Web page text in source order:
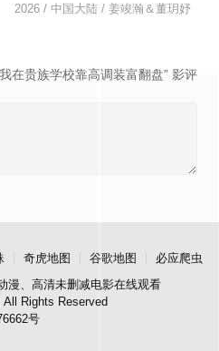
2026 / 中国大陆 / 姜竣瀚＆董玥妤
在贵族学校靠高调装富翻盘” 影评
奇虎地图 谷歌地图
必应爬虫
漫、高清未删减电影在线观看
Rights Reserved
号